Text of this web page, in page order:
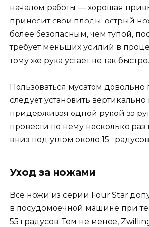
началом работы — хорошая
приносит свои плоды: острый
более безопасным, чем тупой,
требует меньших усилий в
тому же рука устает не так быстро.
Пользоваться мусатом довольно
следует установить вертикально
придерживая одной рукой за
провести по нему несколько
вниз под углом около 15
Уход за ножами
Все ножи из серии Four Star
в посудомоечной машине при
55 градусов. Тем не менее,